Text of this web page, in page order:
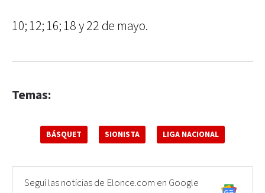
10; 12; 16; 18 y 22 de mayo.
Temas:
BÁSQUET SIONISTA LIGA NACIONAL
Seguí las noticias de Elonce.com en Google